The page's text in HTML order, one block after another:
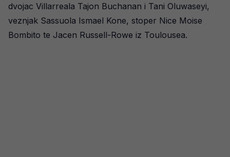
dvojac Villarreala Tajon Buchanan i Tani Oluwaseyi,
veznjak Sassuola Ismael Kone, stoper Nice Moise
Bombito te Jacen Russell-Rowe iz Toulousea.